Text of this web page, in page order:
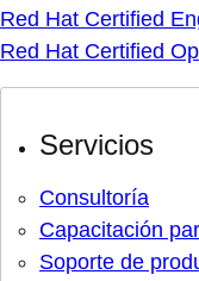
Red Hat Certified
Red Hat Certified
Servicios
Consultoría
Capacitación
Soporte de